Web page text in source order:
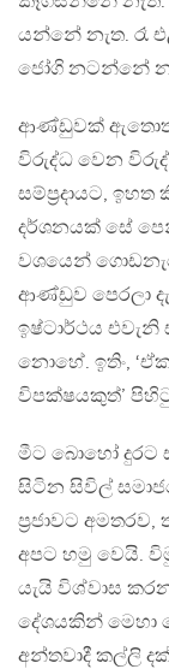
යන්නේ නැත. රෑ
ජෝගි නටන්නේ
ආණ්ඩුවක් ඇතොත්,
විරුද්ධ වෙන
සම්ප‍්‍රදායට,
දර්ශනයක් සේ
වශයෙන්
ආණ්ඩුව පෙරලා
ඉෂ්ටාර්ථය එවැනි
නොහේ. ඉතිං,
විපක්ෂයකුත්’
මීට බොහෝ දුරට
සිටින සිවිල්
ප‍්‍රජාවට අමතරව,
අපට හමු වෙයි.
යැයි විශ්වාස
දේශයකින් මෙහා
අන්තවාදී කල්ලි